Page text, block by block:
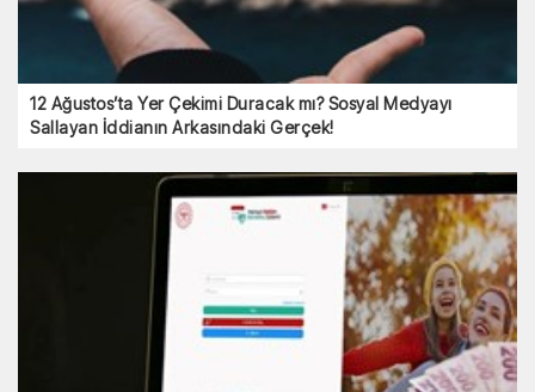
12 Ağustos’ta Yer Çekimi Duracak mı? Sosyal Medyayı
Sallayan İddianın Arkasındaki Gerçek!